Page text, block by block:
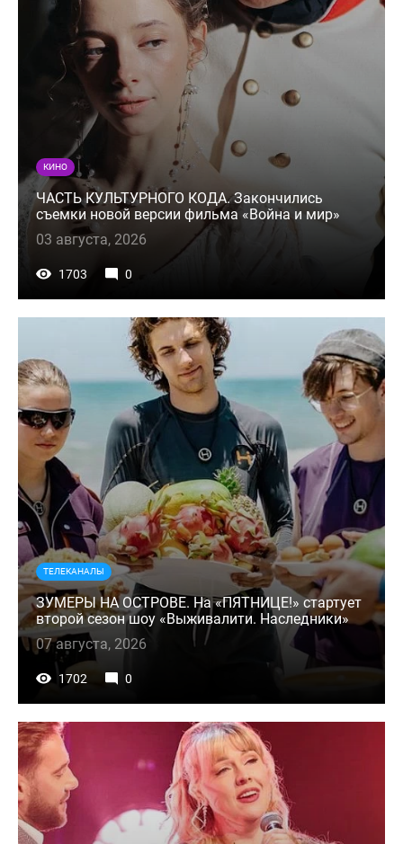
КИНО
ЧАСТЬ КУЛЬТУРНОГО КОДА. Закончились
съемки новой версии фильма «Война и мир»
03 августа, 2026
1703 0
ТЕЛЕКАНАЛЫ
ЗУМЕРЫ НА ОСТРОВЕ. На «ПЯТНИЦЕ!» стартует
второй сезон шоу «Выживалити. Наследники»
07 августа, 2026
1702 0